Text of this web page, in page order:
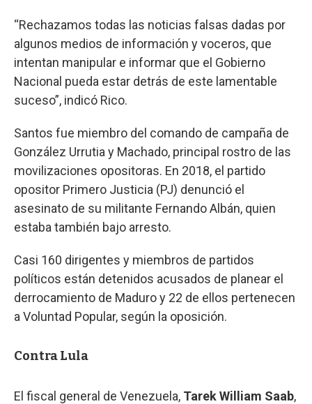
“Rechazamos todas las noticias falsas dadas por
algunos medios de información y voceros, que
intentan manipular e informar que el Gobierno
Nacional pueda estar detrás de este lamentable
suceso”, indicó Rico.
Santos fue miembro del comando de campaña de
González Urrutia y Machado, principal rostro de las
movilizaciones opositoras. En 2018, el partido
opositor Primero Justicia (PJ) denunció el
asesinato de su militante Fernando Albán, quien
estaba también bajo arresto.
Casi 160 dirigentes y miembros de partidos
políticos están detenidos acusados de planear el
derrocamiento de Maduro y 22 de ellos pertenecen
a Voluntad Popular, según la oposición.
Contra Lula
El fiscal general de Venezuela, Tarek William Saab,